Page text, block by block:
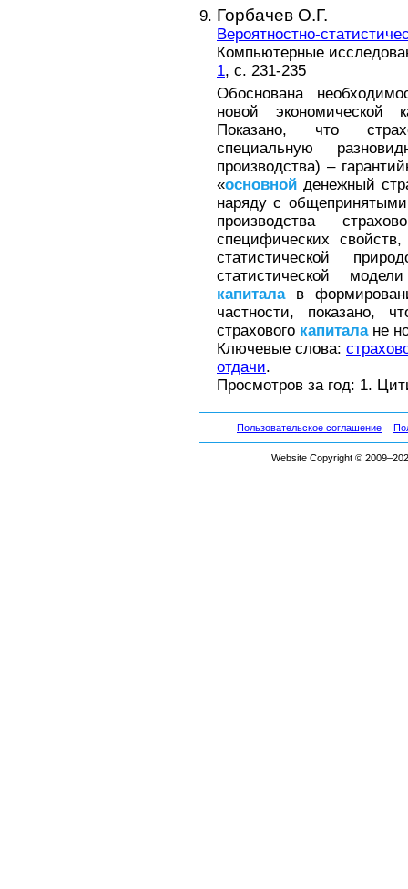
Горбачев О.Г.
Вероятностно-
Компьютерные
1, с. 231-235
Обоснована
новой экономической
Показано, что
специальную
производства) –
«основной денежный
наряду с
производства
специфических
статистической
статистической
капиталав
частности, показано,
страхового капиталане
Ключевые слова:
отдачи.
Просмотров за год: 1.
Пользовательское соглашение
Website Copyright ©